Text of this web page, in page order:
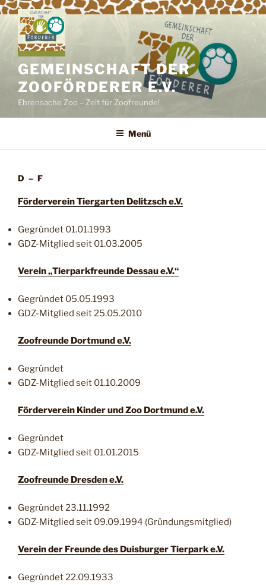
Zum
Inhalt
springen
GEMEINSCHAFT DER
ZOOFÖRDERER E.V.
Ehrensache Zoo – Zeit für Zoofreunde!
Menü
D – F
Förderverein Tiergarten Delitzsch e.V.
Gegründet 01.01.1993
GDZ-Mitglied seit 01.03.2005
Verein „Tierparkfreunde Dessau e.V.“
Gegründet 05.05.1993
GDZ-Mitglied seit 25.05.2010
Zoofreunde Dortmund e.V.
Gegründet
GDZ-Mitglied seit 01.10.2009
Förderverein Kinder und Zoo Dortmund e.V.
Gegründet
GDZ-Mitglied seit 01.01.2015
Zoofreunde Dresden e.V.
Gegründet 23.11.1992
GDZ-Mitglied seit 09.09.1994 (Gründungsmitglied)
Verein der Freunde des Duisburger Tierpark e.V.
Gegründet 22.09.1933